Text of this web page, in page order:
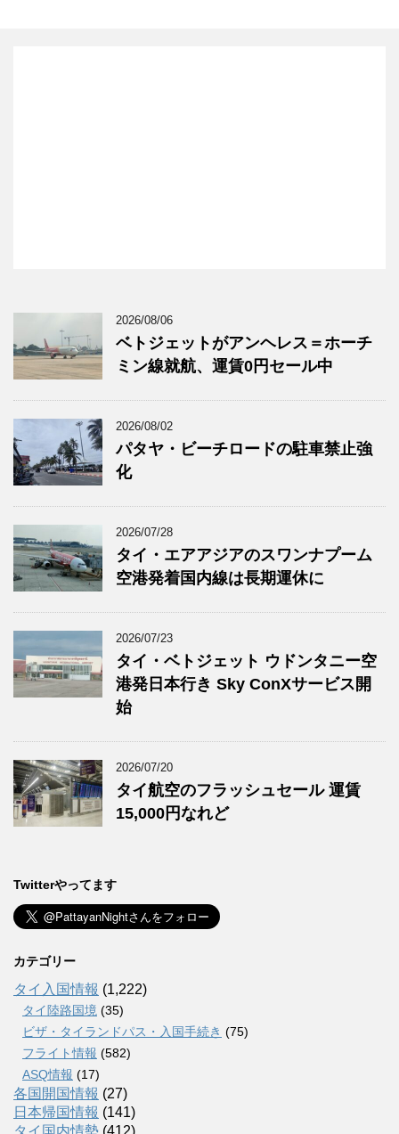
2026/08/06
ベトジェットがアンヘレス＝ホーチ
ミン線就航、運賃0円セール中
2026/08/02
パタヤ・ビーチロードの駐車禁止強
化
2026/07/28
タイ・エアアジアのスワンナプーム
空港発着国内線は長期運休に
2026/07/23
タイ・ベトジェット ウドンタニー空
港発日本行き Sky ConXサービス開
始
2026/07/20
タイ航空のフラッシュセール 運賃
15,000円なれど
Twitterやってます
カテゴリー
タイ入国情報 (1,222)
タイ陸路国境 (35)
ビザ・タイランドパス・入国手続き (75)
フライト情報 (582)
ASQ情報 (17)
各国開国情報 (27)
日本帰国情報 (141)